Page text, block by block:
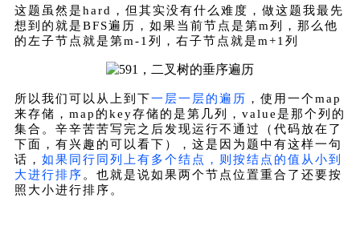
这题虽然是hard，但其实没有什么难度，做这题我最先
想到的就是BFS遍历，如果当前节点是第m列，那么他
的左子节点就是第m-1列，右子节点就是m+1列
所以我们可以从上到下一层一层的遍历 ，使用一个map
来存储，map的key存储的是第几列，value是那个列的
集合。辛辛苦苦写完之后发现运行不通过（代码放在了
下面，有兴趣的可以看下），这是因为题中有这样一句
话， 如果同行同列上有多个结点，则按结点的值从小到
大进行排序。也就是说如果两个节点位置重合了还要按
照大小进行排序。